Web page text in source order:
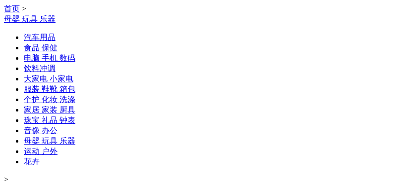
首页 >
母婴 玩具 乐器
汽车用品
食品 保健
电脑 手机 数码
饮料冲调
大家电 小家电
服装 鞋靴 箱包
个护 化妆 洗涤
家居 家装 厨具
珠宝 礼品 钟表
音像 办公
母婴 玩具 乐器
运动 户外
花卉
>